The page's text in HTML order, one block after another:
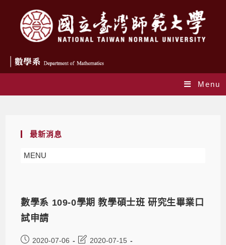
Menu
最新消息
MENU
數學系 109-0學期 教學碩士班 研究生畢業口
試申請
2020-07-06
2020-07-15